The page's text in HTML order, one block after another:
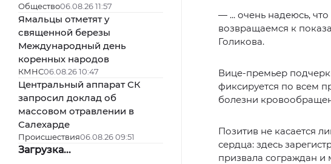
Общество06.08.26 11:57
Ямальцы отметят у
священной березы
Международный день
коренных народов
КМНС06.08.26 10:47
Центральный аппарат СК
запросил доклад об
массовом отравлении в
Салехарде
Происшествия06.08.26 09:51
Загрузка...
— ... очень надеюсь,
возвращаемся к
Голикова.
Вице-премьер
фиксируется по всем
болезни
Позитив не касается
сердца: здесь
призвала сограждан и